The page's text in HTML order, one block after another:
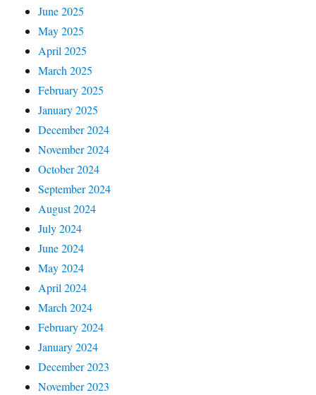
June 2025
May 2025
April 2025
March 2025
February 2025
January 2025
December 2024
November 2024
October 2024
September 2024
August 2024
July 2024
June 2024
May 2024
April 2024
March 2024
February 2024
January 2024
December 2023
November 2023